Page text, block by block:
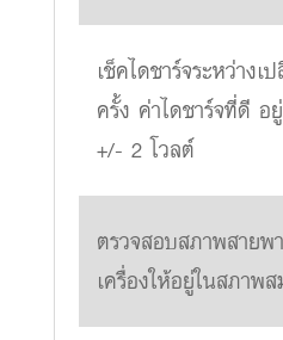
เช็คไดชาร์จระหว่าง
ครั้ง ค่าไดชาร์จที่ดี อ
+/- 2 โวลต์
ตรวจสอบสภาพสายพ
เครื่องให้อยู่ในสภาพ